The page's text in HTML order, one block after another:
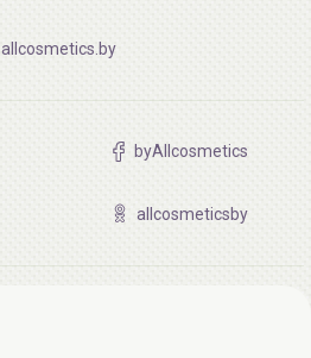
allcosmetics.by
byAllcosmetics
allcosmeticsby